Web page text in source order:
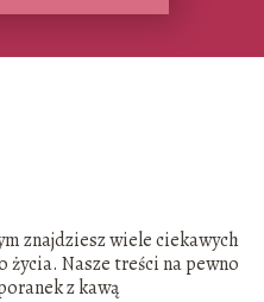
znajdziesz wiele ciekawych
Nasze treści na pewno
z kawą